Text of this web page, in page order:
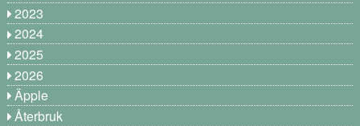
2023
2024
2025
2026
Äpple
Återbruk